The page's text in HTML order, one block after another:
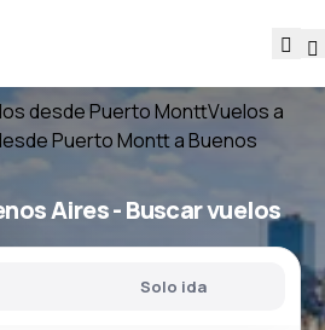
desde Puerto MonttVuelos a
Puerto Montt a Buenos
Aires- Buscar vuelos
Solo ida